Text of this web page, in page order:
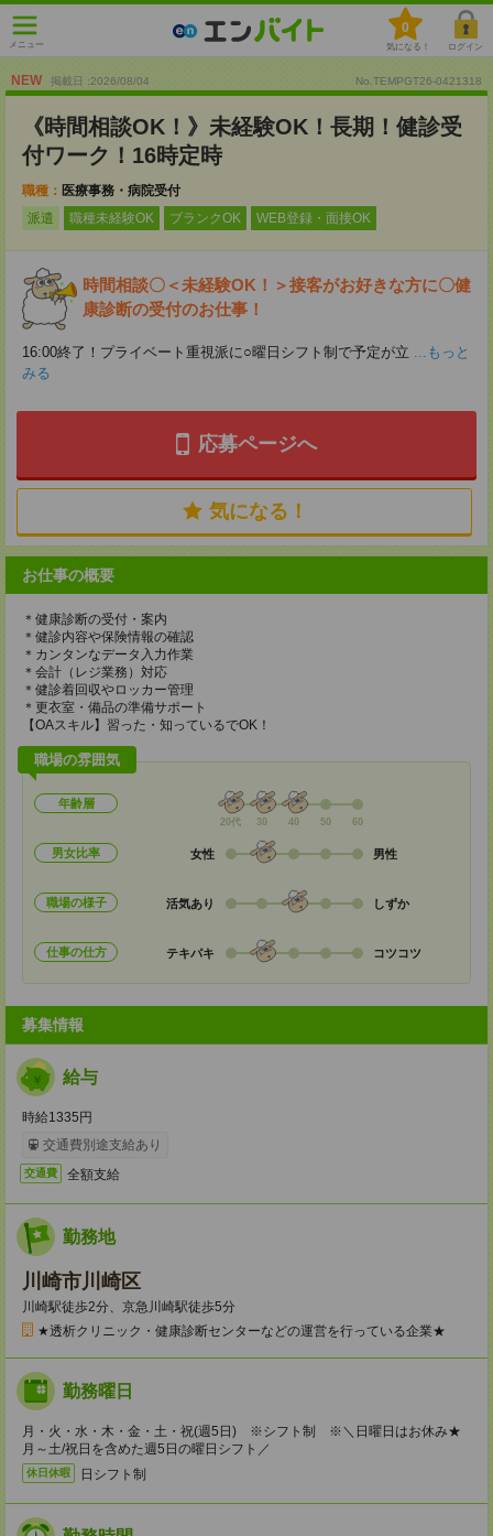
メニュー
0
気になる！ ログイン
NEW 掲載日 :2026/08/04 No.TEMPGT26-0421318
《時間相談OK！》未経験OK！長期！健診受
付ワーク！16時定時
職種： 医療事務・病院受付
派遣
職種未経験OK ブランクOK WEB登録・面接OK
時間相談〇＜未経験OK！＞接客がお好きな方に〇健
康診断の受付のお仕事！
16:00終了！プライベート重視派に○曜日シフト制で予定が立 ...もっと
みる
応募ページへ
気になる！
お仕事の概要
＊健康診断の受付・案内
＊健診内容や保険情報の確認
＊カンタンなデータ入力作業
＊会計（レジ業務）対応
＊健診着回収やロッカー管理
＊更衣室・備品の準備サポート
【OAスキル】習った・知っているでOK！
職場の雰囲気
年齢層
20代 30 40 50 60
男女比率 女性 男性
職場の様子 活気あり しずか
仕事の仕方 テキパキ コツコツ
募集情報
給与
時給1335円
交通費別途支給あり
交通費 全額支給
勤務地
川崎市川崎区
川崎駅徒歩2分、京急川崎駅徒歩5分
★透析クリニック・健康診断センターなどの運営を行っている企業★
勤務曜日
月・火・水・木・金・土・祝(週5日) ※シフト制 ※＼日曜日はお休み★
月～土/祝日を含めた週5日の曜日シフト／
休日休暇 日シフト制